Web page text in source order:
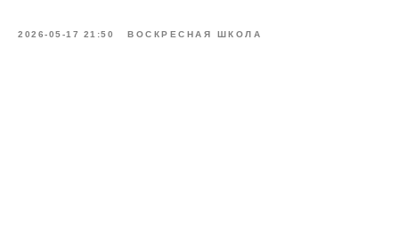
2026-05-17 21:50 ВОСКРЕСНАЯ ШКОЛА